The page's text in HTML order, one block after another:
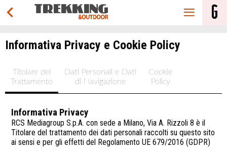
Informativa Privacy e Cookie Policy
Titolare del
Trattamento
Dati Personali e Dati
di Navigazione
Cookie
Policy
Informativa Privacy
RCS Mediagroup S.p.A. con sede a Milano, Via A. Rizzoli 8 è il
Titolare del trattamento dei dati personali raccolti su questo sito
ai sensi e per gli effetti del Regolamento UE 679/2016 (GDPR)